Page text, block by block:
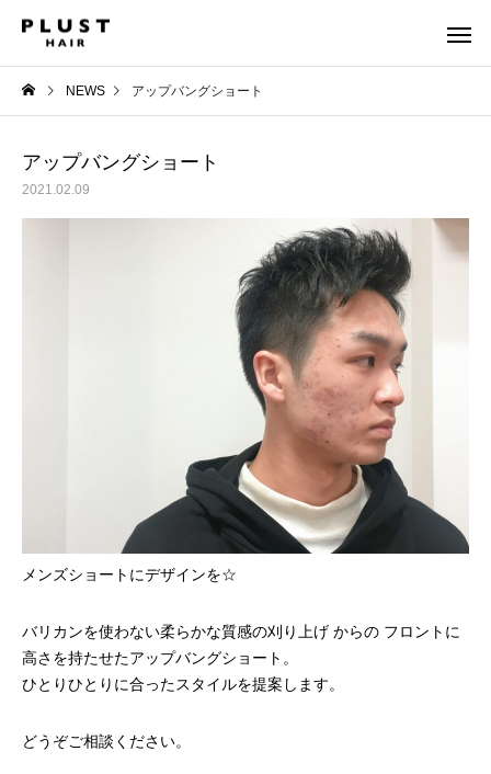
NEWS アップバングショート
アップバングショート
2021.02.09
メンズショートにデザインを☆
バリカンを使わない柔らかな質感の刈り上げ からの フロントに
高さを持たせたアップバングショート。
ひとりひとりに合ったスタイルを提案します。
どうぞご相談ください。